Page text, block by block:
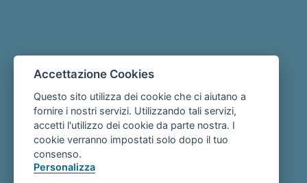
Accettazione Cookies
Questo sito utilizza dei cookie che ci aiutano a
fornire i nostri servizi. Utilizzando tali servizi,
accetti l'utilizzo dei cookie da parte nostra. I
cookie verranno impostati solo dopo il tuo
consenso.
Personalizza